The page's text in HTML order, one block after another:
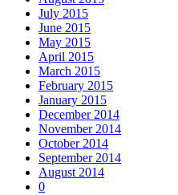
July 2015
June 2015
May 2015
April 2015
March 2015
February 2015
January 2015
December 2014
November 2014
October 2014
September 2014
August 2014
0